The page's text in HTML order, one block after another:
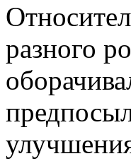
разного